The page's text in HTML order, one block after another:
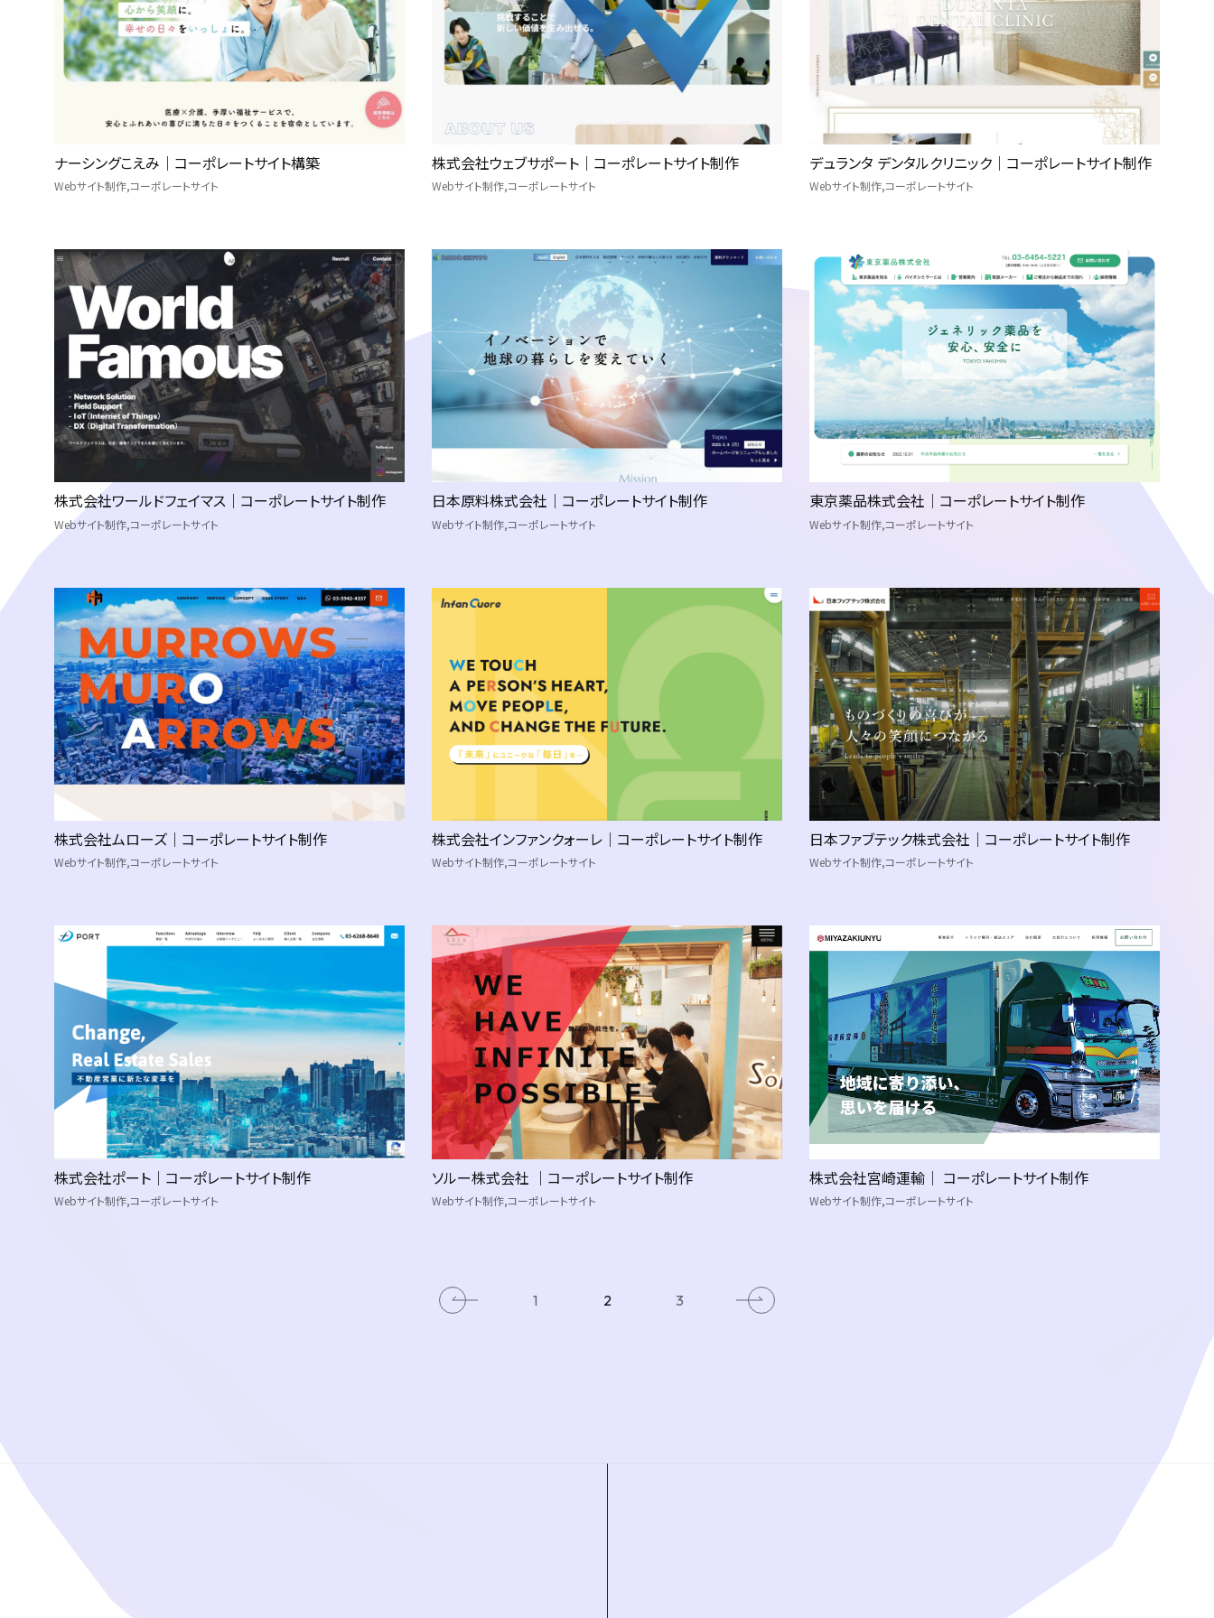
ナーシングこえみ｜コーポレートサイト構築
Webサイト制作 コーポレートサイト
株式会社ウェブサポート｜コーポレートサイト制作
Webサイト制作 コーポレートサイト
デュランタ デンタルクリニック｜コーポレートサイト制作
Webサイト制作 コーポレートサイト
株式会社ワールドフェイマス｜コーポレートサイト制作
Webサイト制作 コーポレートサイト
日本原料株式会社｜コーポレートサイト制作
Webサイト制作 コーポレートサイト
東京薬品株式会社｜コーポレートサイト制作
Webサイト制作 コーポレートサイト
株式会社ムローズ｜コーポレートサイト制作
Webサイト制作 コーポレートサイト
株式会社インファンクォーレ｜コーポレートサイト制作
Webサイト制作 コーポレートサイト
日本ファブテック株式会社｜コーポレートサイト制作
Webサイト制作 コーポレートサイト
株式会社ポート｜コーポレートサイト制作
Webサイト制作 コーポレートサイト
ソルー株式会社 ｜コーポレートサイト制作
Webサイト制作 コーポレートサイト
株式会社宮崎運輸｜ コーポレートサイト制作
Webサイト制作 コーポレートサイト
1 2 3
お客様インタビュー
公開制作事例一覧
お知らせ
お問い合わせ
ナレッジブログ
会社概要
会社沿革・業績
制作ガイドライン
制作ポリシー
Webサイト制作
Webマーケティング
システム開発
Webサイト運用保守・管理
動画制作
パンフレットデザイン